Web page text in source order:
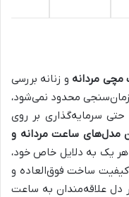
مچی مردانه و زنانه بررسی
محدود نمی‌شود،
سرمایه‌گذاری بر روی
مدل‌های ساعت مردانه و
هر یک به دلایل خاص خود،
کیفیت ساخت فوق‌العاده و
در دل علاقه‌مندان به ساعت